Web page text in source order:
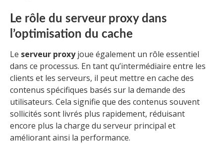
Le rôle du serveur proxy dans
l’optimisation du cache
Le serveur proxyjoue également un rôle essentiel
dans ce processus. En tant qu’intermédiaire entre les
clients et les serveurs, il peut mettre en cache des
contenus spécifiques basés sur la demande des
utilisateurs. Cela signifie que des contenus souvent
sollicités sont livrés plus rapidement, réduisant
encore plus la charge du serveur principal et
améliorant ainsi la performance.